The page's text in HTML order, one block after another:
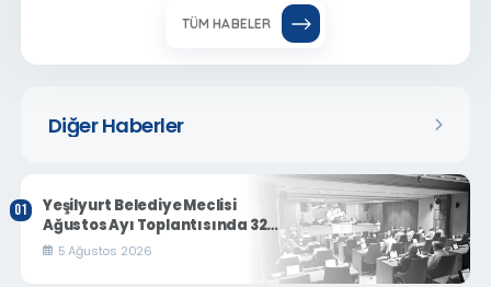
Diğer Haberler
Yeşilyurt Belediye Meclisi
Ağustos Ayı Toplantısında 32
Gündem Maddesi Karara
Bağlandı
5 Ağustos 2026
TÜM HABELER